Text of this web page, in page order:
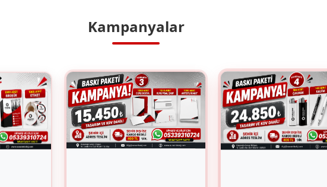
Kampanyalar